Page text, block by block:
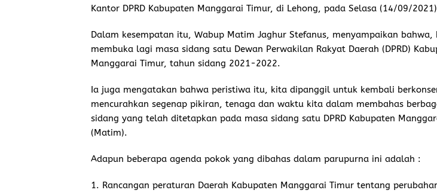
Kantor DPRD Kabupaten Manggarai Timur, di Lehong, pada Selasa (14/09/
Dalam kesempatan itu, Wabup Matim Jaghur Stefanus, menyampaikan
membuka lagi masa sidang satu Dewan Perwakilan Rakyat Daerah (DPRD)
Manggarai Timur, tahun sidang 2021-2022.
Ia juga mengatakan bahwa peristiwa itu, kita dipanggil untuk kembali
mencurahkan segenap pikiran, tenaga dan waktu kita dalam membahas
sidang yang telah ditetapkan pada masa sidang satu DPRD Kabupaten
(Matim).
Adapun beberapa agenda pokok yang dibahas dalam parupurna ini adalah :
1. Rancangan peraturan Daerah Kabupaten Manggarai Timur tentang